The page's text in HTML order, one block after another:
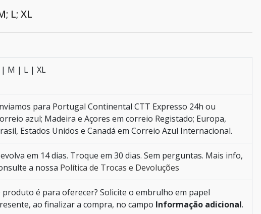
L; XL
| M | L | XL
para Portugal Continental CTT Expresso 24h ou
azul; Madeira e Açores em correio Registado; Europa,
Estados Unidos e Canadá em Correio Azul Internacional.
em 14 dias. Troque em 30 dias. Sem perguntas. Mais info,
a nossa Política de Trocas e Devoluções
produto é para oferecer? Solicite o embrulho em papel
ao finalizar a compra, no campo Informação adicional.